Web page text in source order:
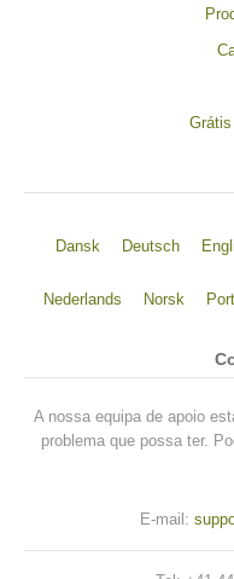
Dansk Deutsch
Nederlands Norsk
A nossa equipa de apoio
problema que possa ter.
E-mail: